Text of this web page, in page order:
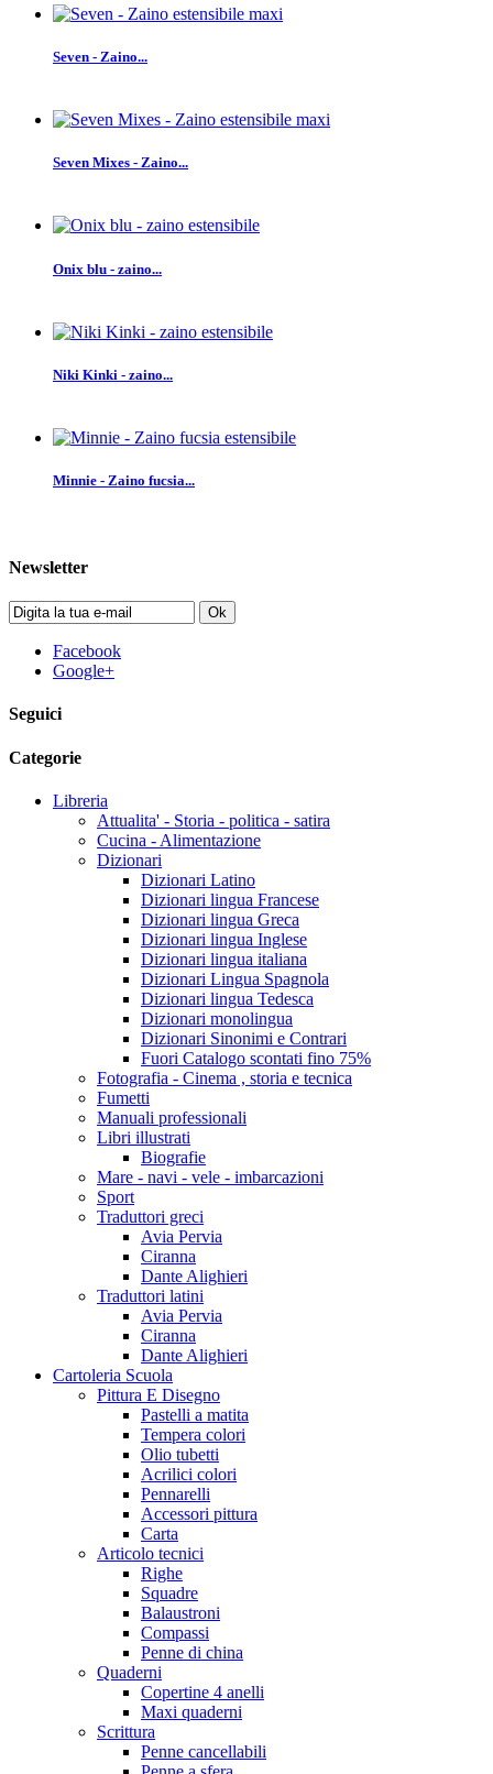
Seven - Zaino...
Seven Mixes - Zaino...
Onix blu - zaino...
Niki Kinki - zaino...
Minnie - Zaino fucsia...
Newsletter
Ok
Facebook
Google+
Seguici
Categorie
Libreria
Attualita' - Storia - politica - satira
Cucina - Alimentazione
Dizionari
Dizionari Latino
Dizionari lingua Francese
Dizionari lingua Greca
Dizionari lingua Inglese
Dizionari lingua italiana
Dizionari Lingua Spagnola
Dizionari lingua Tedesca
Dizionari monolingua
Dizionari Sinonimi e Contrari
Fuori Catalogo scontati fino 75%
Fotografia - Cinema , storia e tecnica
Fumetti
Manuali professionali
Libri illustrati
Biografie
Mare - navi - vele - imbarcazioni
Sport
Traduttori greci
Avia Pervia
Ciranna
Dante Alighieri
Traduttori latini
Avia Pervia
Ciranna
Dante Alighieri
Cartoleria Scuola
Pittura E Disegno
Pastelli a matita
Tempera colori
Olio tubetti
Acrilici colori
Pennarelli
Accessori pittura
Carta
Articolo tecnici
Righe
Squadre
Balaustroni
Compassi
Penne di china
Quaderni
Copertine 4 anelli
Maxi quaderni
Scrittura
Penne cancellabili